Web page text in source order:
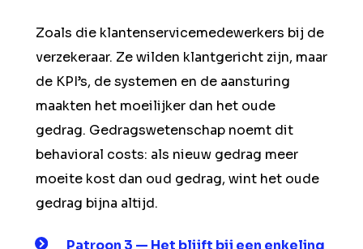
Zoals die klantenservicemedewerkers bij de
verzekeraar. Ze wilden klantgericht zijn, maar
de KPI’s, de systemen en de aansturing
maakten het moeilijker dan het oude
gedrag. Gedragswetenschap noemt dit
behavioral costs: als nieuw gedrag meer
moeite kost dan oud gedrag, wint het oude
gedrag bijna altijd.
Patroon 3 — Het blijft bij een enkeling